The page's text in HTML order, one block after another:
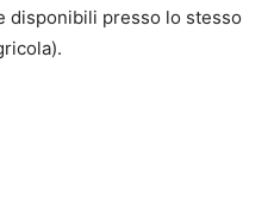
disponibili presso lo stesso